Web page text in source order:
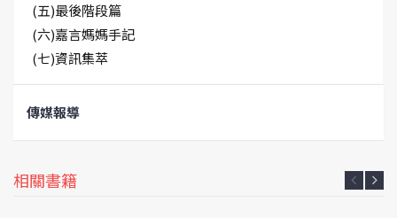
(五)最後階段篇
(六)嘉言媽媽手記
(七)資訊集萃
傳媒報導
相關書籍